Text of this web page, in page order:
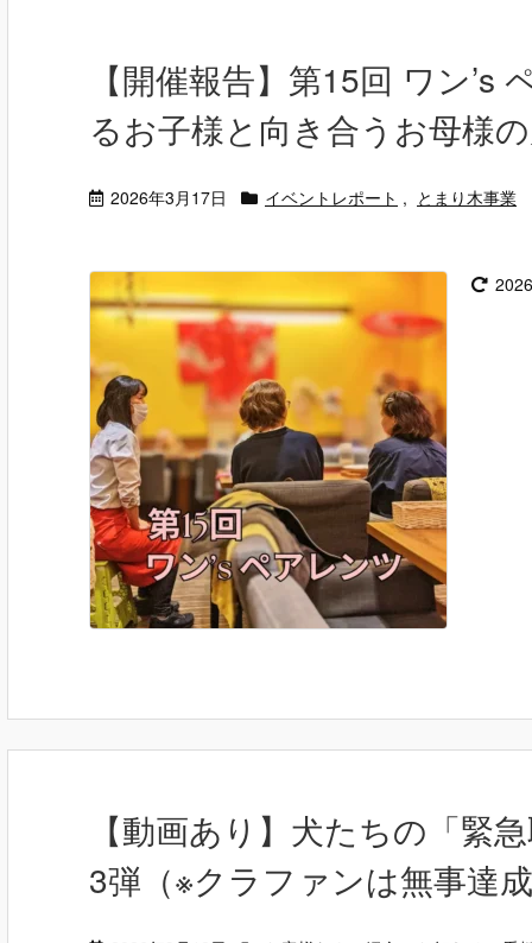
【開催報告】第15回 ワン
るお子様と向き合うお母様
2026年3月17日 イベントレポート , とまり木事業
【動画あり】犬たちの「緊
3弾（※クラファンは無事達